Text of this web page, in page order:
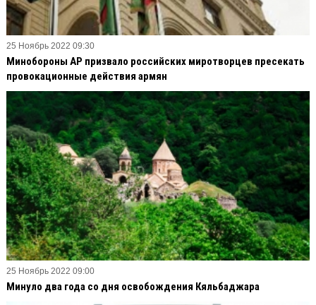
25 Ноябрь 2022 09:30
Минобороны АР призвало российских миротворцев пресекать
провокационные действия армян
25 Ноябрь 2022 09:00
Минуло два года со дня освобождения Кяльбаджара